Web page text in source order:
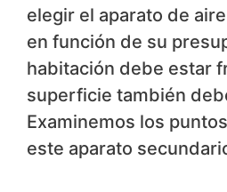
elegir el aparato de
en función de su
habitación debe estar
superficie también
Examinemos los
este aparato